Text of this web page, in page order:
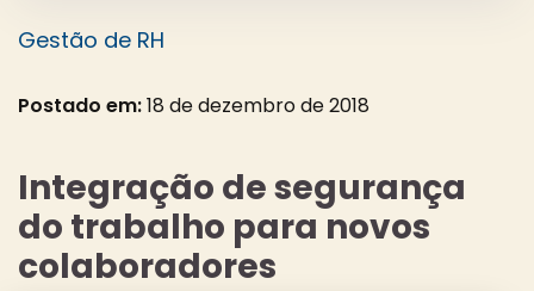
Gestão de RH
Postado em:18 de dezembro de 2018
Integração de segurança
do trabalho para novos
colaboradores